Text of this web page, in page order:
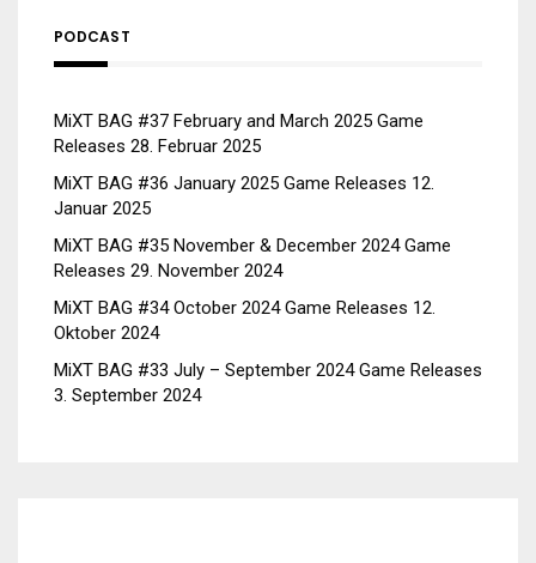
PODCAST
MiXT BAG #37 February and March 2025 Game
Releases 28. Februar 2025
MiXT BAG #36 January 2025 Game Releases 12.
Januar 2025
MiXT BAG #35 November & December 2024 Game
Releases 29. November 2024
MiXT BAG #34 October 2024 Game Releases 12.
Oktober 2024
MiXT BAG #33 July – September 2024 Game Releases
3. September 2024